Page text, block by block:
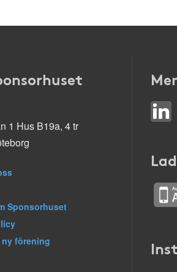
1 Hus B19a, 4 tr
Sponsorhuset
ny förening